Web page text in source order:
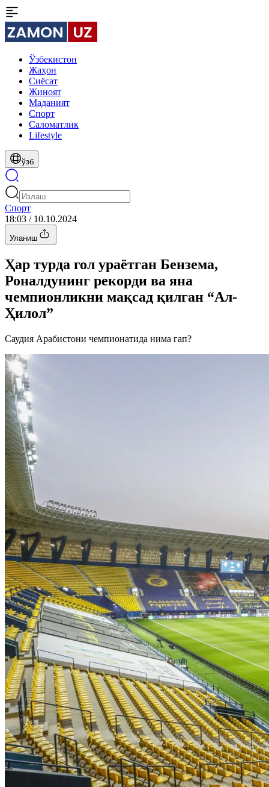
Ўзбекистон
Жаҳон
Сиёсат
Жиноят
Маданият
Спорт
Cаломатлик
Lifestyle
ўзб
Спорт
18:03 / 10.10.2024
Уланиш
Ҳар турда гол ураётган Бензема,
Роналдунинг рекорди ва яна
чемпионликни мақсад қилган “Ал-
Ҳилол”
Саудия Арабистони чемпионатида нима гап?